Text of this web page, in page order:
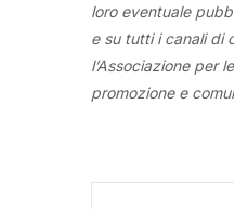
loro eventuale
e su tutti i canali di
l’Associazione per
promozione e